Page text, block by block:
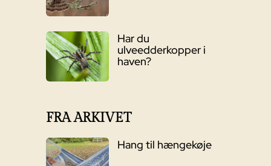
Har du
ulveedderkopper i
haven?
FRA ARKIVET
Hang til hængekøje